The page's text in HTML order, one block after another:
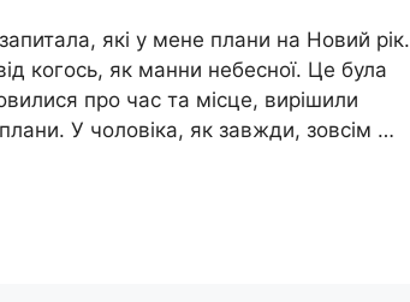
які у мене плани на Новий рік.
когось, як манни небесної. Це була
про час та місце, вирішили
У чоловіка, як завжди, зовсім …